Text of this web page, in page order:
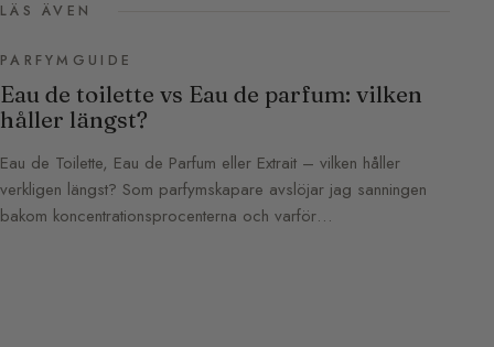
LÄS ÄVEN
PARFYMGUIDE
Eau de toilette vs Eau de parfum: vilken
håller längst?
Eau de Toilette, Eau de Parfum eller Extrait – vilken håller
verkligen längst? Som parfymskapare avslöjar jag sanningen
bakom koncentrationsprocenterna och varför…